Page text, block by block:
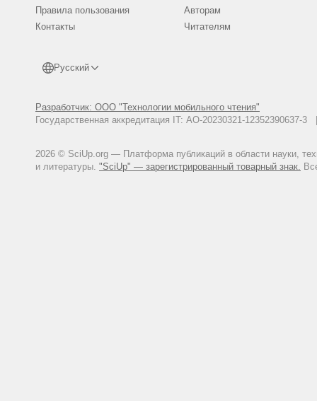
Правила пользования
Контакты
Русский
Разработчик: ООО "Технологии мобильного чтения"
Государственная аккредитация IT: АО-20230321-
2026 © SciUp.org — Платформа публикаций в области науки,
и литературы. "SciUp" — зарегистрированный товарный знак.
Авторам
Читателям